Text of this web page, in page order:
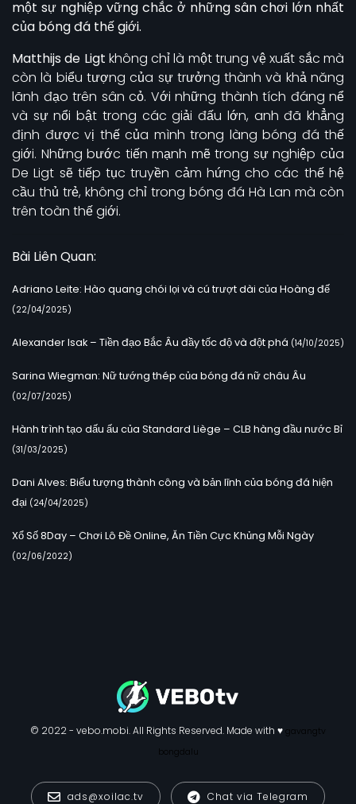
một sự nghiệp vững chắc ở những sân chơi lớn nhất
của bóng đá thế giới.
Matthijs de Ligt không chỉ là một trung vệ xuất sắc mà
còn là biểu tượng của sự trưởng thành và khả năng
lãnh đạo trên sân cỏ. Với những thành tích đáng nể
và sự nổi bật trong các giải đấu lớn, anh đã khẳng
định được vị thế của mình trong làng bóng đá thế
giới. Những bước tiến mạnh mẽ trong sự nghiệp của
De Ligt sẽ tiếp tục truyền cảm hứng cho các thế hệ
cầu thủ trẻ, không chỉ trong bóng đá Hà Lan mà còn
trên toàn thế giới.
Bài Liên Quan:
Adriano Leite: Hào quang chói lọi và cú trượt dài của Hoàng đế
(22/04/2025)
Alexander Isak – Tiền đạo Bắc Âu đầy tốc độ và đột phá (14/10/2025)
Sarina Wiegman: Nữ tướng thép của bóng đá nữ châu Âu
(02/07/2025)
Hành trình tạo dấu ấu của Standard Liège – CLB hàng đầu nước Bỉ
(31/03/2025)
Dani Alves: Biểu tượng thành công và bản lĩnh của bóng đá hiện
đại (24/04/2025)
Xổ Số 8Day – Chơi Lô Đề Online, Ăn Tiền Cực Khủng Mỗi Ngày
(02/06/2022)
© 2022 - vebo.mobi. All Rights Reserved. Made with ♥ gavangtv
bongdalu
ads@xoilac.tv Chat via Telegram